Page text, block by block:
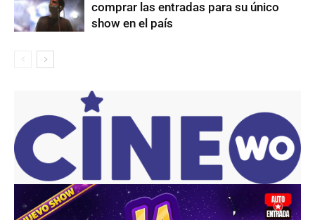
comprar las entradas para su único
show en el país